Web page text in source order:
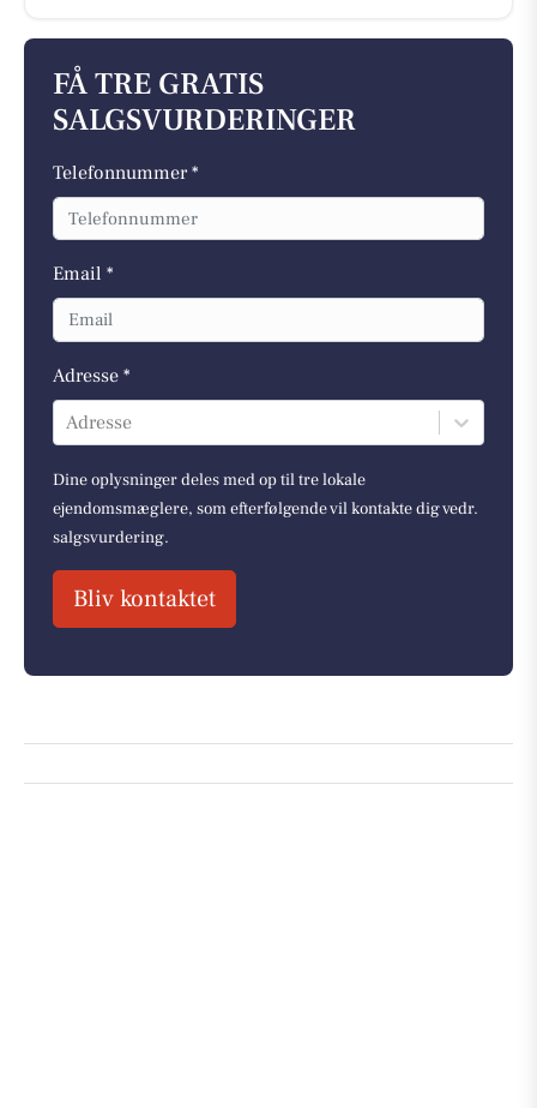
FÅ TRE GRATIS
SALGSVURDERINGER
Telefonnummer *
Email *
Adresse *
Adresse
Dine oplysninger deles med op til tre lokale
ejendomsmæglere, som efterfølgende vil kontakte dig vedr.
salgsvurdering.
Bliv kontaktet